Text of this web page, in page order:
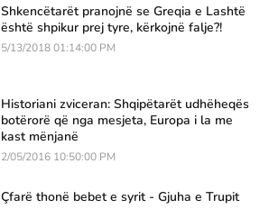
Shkencëtarët pranojnë se Greqia e Lashtë
është shpikur prej tyre, kërkojnë falje?!
5/13/2018 01:14:00 PM
Historiani zviceran: Shqipëtarët udhëheqës
botërorë që nga mesjeta, Europa i la me
kast mënjanë
2/05/2016 10:50:00 PM
Çfarë thonë bebet e syrit - Gjuha e Trupit